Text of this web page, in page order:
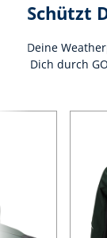
Schützt
Deine
Dich durch